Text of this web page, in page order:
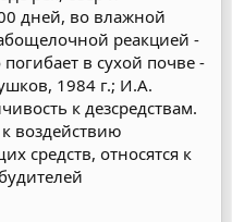
дней, во влажной
реакцией -
в сухой почве -
1984 г.; И.А.
к дезсредствам.
воздействию
средств, относятся к